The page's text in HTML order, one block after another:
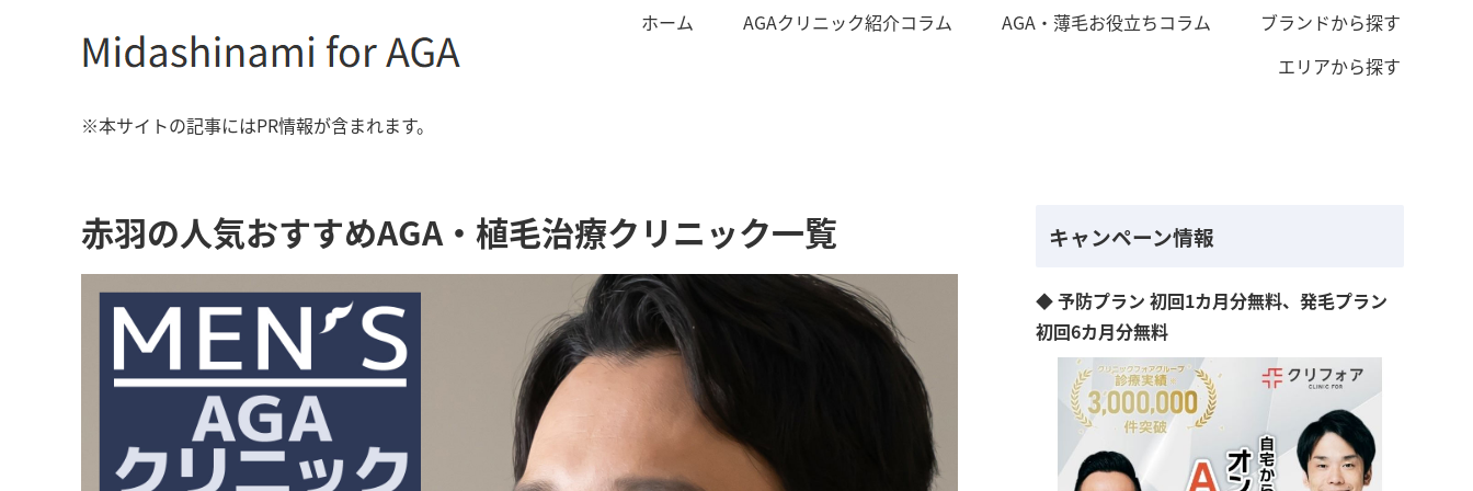
ホーム AGAクリニック紹介コラム AGA・薄毛お役立ちコラム
ブランドから探す
エリアから探す
※本サイトの記事にはPR情報が含まれます。
赤羽の人気おすすめAGA・植毛治療クリニック一覧 キャンペーン情報
◆ 予防プラン 初回1カ月分無料、発毛プラン
初回6カ月分無料